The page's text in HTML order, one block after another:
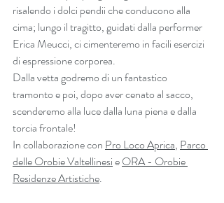
risalendo i dolci pendii che conducono alla
cima; lungo il tragitto, guidati dalla performer
Erica Meucci, ci cimenteremo in facili esercizi
di espressione corporea.
Dalla vetta godremo di un fantastico
tramonto e poi, dopo aver cenato al sacco,
scenderemo alla luce dalla luna piena e dalla
torcia frontale!
In collaborazione con Pro Loco Aprica, Parco
delle Orobie Valtellinesi e ORA - Orobie
Residenze Artistiche.